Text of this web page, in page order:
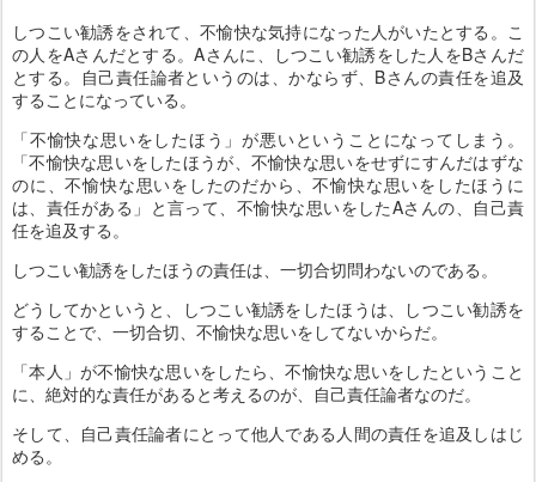
しつこい勧誘をされて、不愉快な気持になった人がいたとする。こ
の人をAさんだとする。Aさんに、しつこい勧誘をした人をBさんだ
とする。自己責任論者というのは、かならず、Bさんの責任を追及
することになっている。
「不愉快な思いをしたほう」が悪いということになってしまう。
「不愉快な思いをしたほうが、不愉快な思いをせずにすんだはずな
のに、不愉快な思いをしたのだから、不愉快な思いをしたほうに
は、責任がある」と言って、不愉快な思いをしたAさんの、自己責
任を追及する。
しつこい勧誘をしたほうの責任は、一切合切問わないのである。
どうしてかというと、しつこい勧誘をしたほうは、しつこい勧誘を
することで、一切合切、不愉快な思いをしてないからだ。
「本人」が不愉快な思いをしたら、不愉快な思いをしたということ
に、絶対的な責任があると考えるのが、自己責任論者なのだ。
そして、自己責任論者にとって他人である人間の責任を追及しはじ
める。